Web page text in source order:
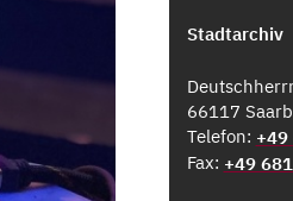
Stadtarchiv
66117
Telefon:
Fax: +49